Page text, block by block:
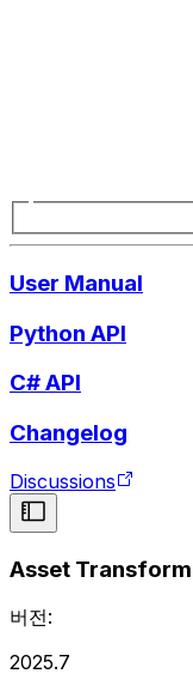
User Manual
Python API
C# API
Changelog
Discussions
Asset
버전:
2025.7